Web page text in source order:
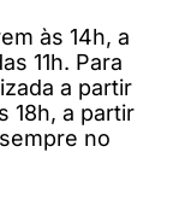
às 14h, a
11h. Para
a partir
18h, a partir
no